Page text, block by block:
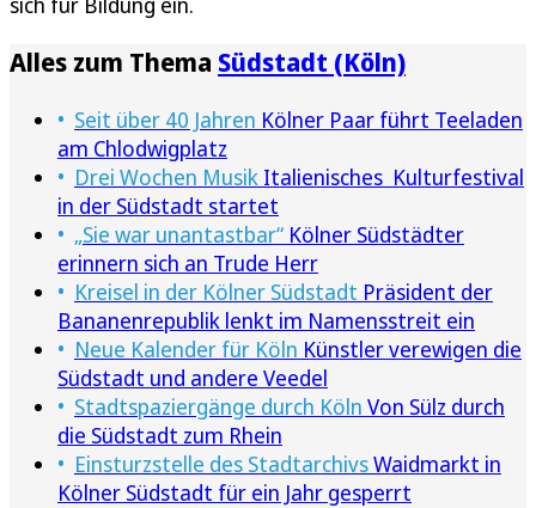
Alles zum Thema Südstadt (Köln)
Seit über 40 Jahren Kölner Paar führt Teeladen
am Chlodwigplatz
Drei Wochen Musik Italienisches Kulturfestival
in der Südstadt startet
„Sie war unantastbar“ Kölner Südstädter
erinnern sich an Trude Herr
Kreisel in der Kölner Südstadt Präsident der
Bananenrepublik lenkt im Namensstreit ein
Neue Kalender für Köln Künstler verewigen die
Südstadt und andere Veedel
Stadtspaziergänge durch Köln Von Sülz durch
die Südstadt zum Rhein
Einsturzstelle des StadtarchivsWaidmarkt in
Kölner Südstadt für ein Jahr gesperrt